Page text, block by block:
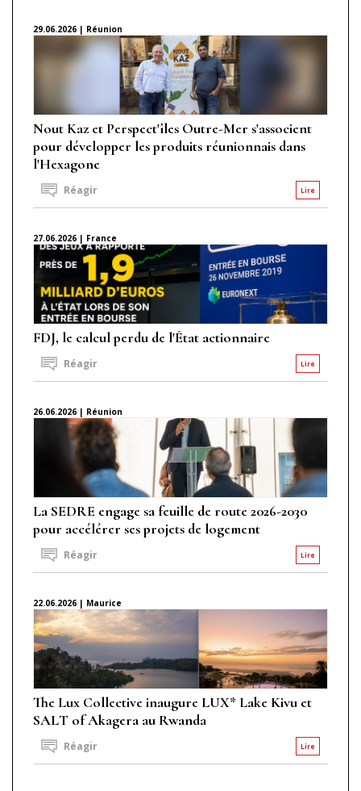
29.06.2026 | Réunion
Nout Kaz et Perspect'îles Outre-Mer s'associent
pour développer les produits réunionnais dans
l'Hexagone
Lire
Réagir
27.06.2026 | France
FDJ, le calcul perdu de l'État actionnaire
Lire
Réagir
26.06.2026 | Réunion
La SEDRE engage sa feuille de route 2026-2030
pour accélérer ses projets de logement
Lire
Réagir
22.06.2026 | Maurice
The Lux Collective inaugure LUX* Lake Kivu et
SALT of Akagera au Rwanda
Lire
Réagir